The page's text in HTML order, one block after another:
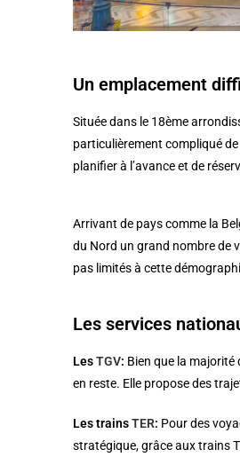
Un emplacement
Située dans le 18ème
particulièrement compliqué
planifier à l’avance et de
Arrivant de pays comme la
du Nord un grand nombre de
pas limités à cette
Les services
LesTGV: Bien que la majorité
en reste. Elle propose des
Les trainsTER: Pour des
stratégique, grâce aux trains